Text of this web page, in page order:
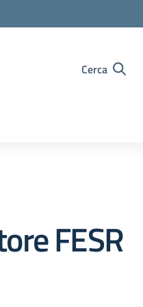
Cerca
FESR